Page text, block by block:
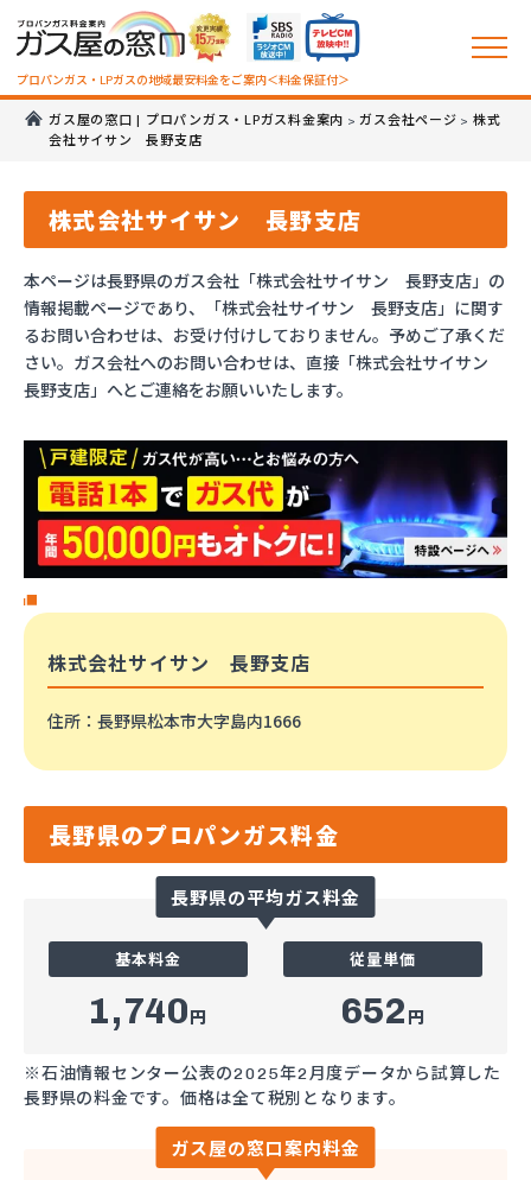
プロパンガス・LPガスの地域最安料金をご案内＜料金保証付＞
ガス屋の窓口 | プロパンガス・LPガス料金案内 >ガス会社ページ > 株式
会社サイサン 長野支店
株式会社サイサン 長野支店
本ページは長野県のガス会社「株式会社サイサン 長野支店」の
情報掲載ページであり、「株式会社サイサン 長野支店」に関す
るお問い合わせは、お受け付けしておりません。予めご了承くだ
さい。ガス会社へのお問い合わせは、直接「株式会社サイサン
長野支店」へとご連絡をお願いいたします。
株式会社サイサン 長野支店
住所 ：長野県松本市大字島内1666
長野県のプロパンガス料金
長野県の平均ガス料金
基本料金
1,740円
従量単価
652 円
※石油情報センター公表の2025年2月度データから試算した
長野県の料金です。価格は全て税別となります。
ガス屋の窓口案内料金